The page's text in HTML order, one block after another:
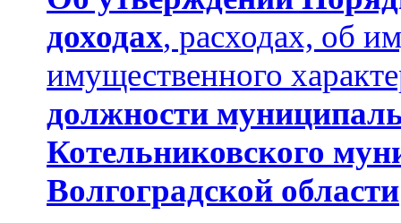
доходах, расходах, об
имущественного
должности
Котельниковского
Волгоградской области